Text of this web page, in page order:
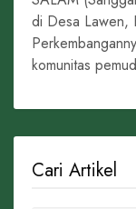
di Desa Lawen,
komunitas
Cari Artikel